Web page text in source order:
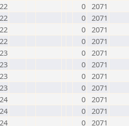
0 2071
0 2071
0 2071
0 2071
0 2071
0 2071
0 2071
0 2071
0 2071
0 2071
0 2071